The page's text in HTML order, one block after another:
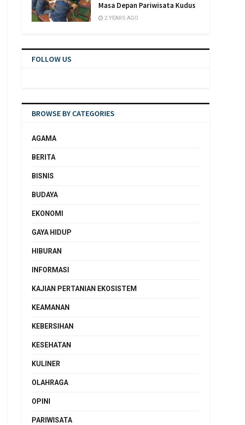
Masa Depan Pariwisata Kudus
2 YEARS AGO
FOLLOW US
BROWSE BY CATEGORIES
AGAMA
BERITA
BISNIS
BUDAYA
EKONOMI
GAYA HIDUP
HIBURAN
INFORMASI
KAJIAN PERTANIAN EKOSISTEM
KEAMANAN
KEBERSIHAN
KESEHATAN
KULINER
OLAHRAGA
OPINI
PARIWISATA